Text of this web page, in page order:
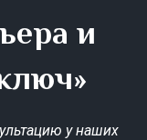
и
у наших